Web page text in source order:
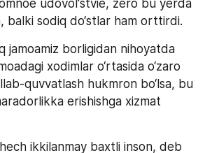
udovol'stvie, zero bu yerda
balki sodiq do‘stlar ham orttirdi.
jamoamiz borligidan nihoyatda
xodimlar o‘rtasida o‘zaro
quvvatlash hukmron bo‘lsa, bu
erishishga xizmat
ikkilanmay baxtli inson, deb